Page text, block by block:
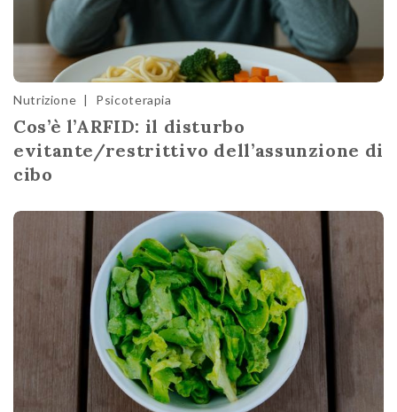
Nutrizione | Psicoterapia
Cos’è l’ARFID: il disturbo
evitante/restrittivo dell’assunzione di
cibo